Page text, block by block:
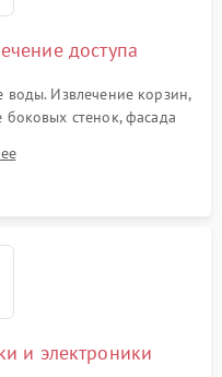
доступа
воды. Извлечение корзин,
стенок, фасада
и сливной помпе.
и электроники